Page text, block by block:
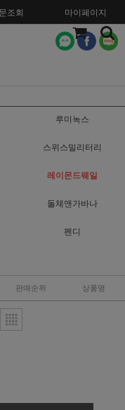
조회 마이페이지
루미녹스
스위스밀리터리
레이몬드웨일
돌체앤가바나
펜디
판매순위 상품명